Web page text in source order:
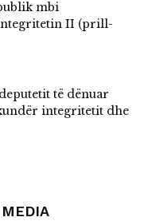
mbi
II (prill-
të dënuar
integritetit dhe